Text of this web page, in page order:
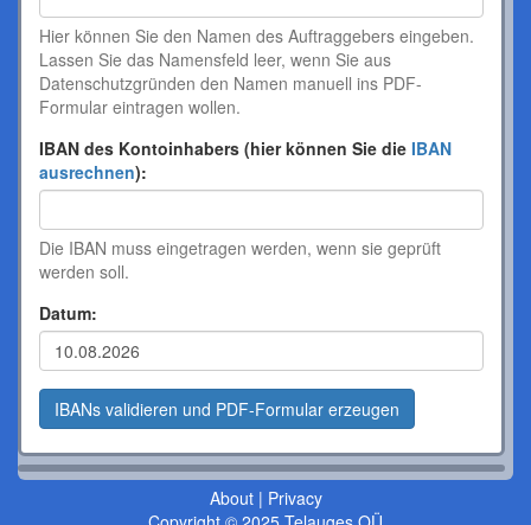
Hier können Sie den Namen des Auftraggebers eingeben.
Lassen Sie das Namensfeld leer, wenn Sie aus
Datenschutzgründen den Namen manuell ins PDF-
Formular eintragen wollen.
IBAN des Kontoinhabers (hier können Sie die IBAN
ausrechnen):
Die IBAN muss eingetragen werden, wenn sie geprüft
werden soll.
Datum:
About| Privacy